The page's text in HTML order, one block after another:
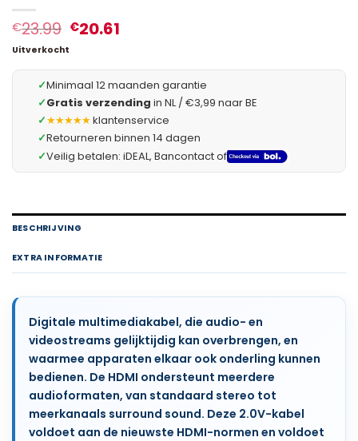
€23.99 €20.61
Uitverkocht
✓Minimaal 12 maanden garantie
✓Gratis verzending in NL / €3,99 naar BE
✓★★★★★klantenservice
✓Retourneren binnen 14 dagen
✓Veilig betalen: iDEAL, Bancontact of
BESCHRIJVING
EXTRA INFORMATIE
Digitale multimediakabel, die audio- en
videostreams gelijktijdig kan overbrengen, en
waarmee apparaten elkaar ook onderling kunnen
bedienen. De HDMI ondersteunt meerdere
audioformaten, van standaard stereo tot
meerkanaals surround sound. Deze 2.0V-kabel
voldoet aan de nieuwste HDMI-normen en voldoet